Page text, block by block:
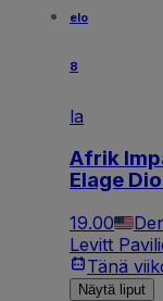
elo
8
la
Afrik
Elage
19.00
Levitt
Tänä
Näytä liput